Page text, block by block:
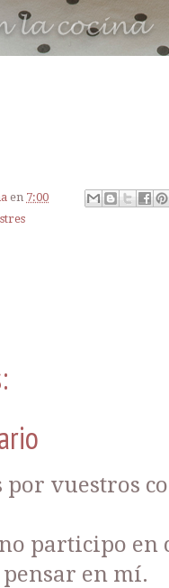
en 7:00
vuestros
participo en
en mí.